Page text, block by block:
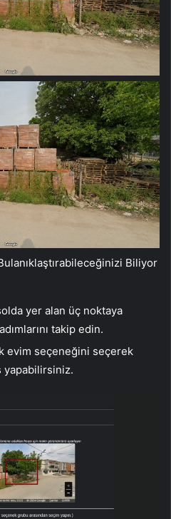
Biliyor
yer alan üç noktaya
takip edin.
evim seçeneğini seçerek
yapabilirsiniz.